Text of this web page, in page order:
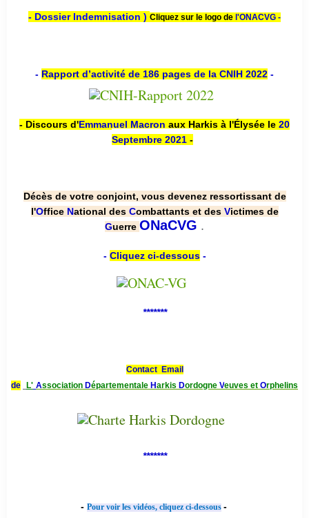
- Dossier Indemnisation ) Cliquez sur le logo de l'ONACVG -
- Rapport d’activité de 186 pages de la CNIH 2022 -
- Discours d'Emmanuel Macron aux Harkis à l'Élysée le 20
Septembre 2021 -
Décès de votre conjoint, vous devenez ressortissant de
l'Office National des Combattants et des Victimes de
Guerre ONaCVG .
- Cliquez ci-dessous-
*******
Contact Email
de
L' Association Départementale Harkis Dordogne Veuves et Orphelins
*******
- Pour voir les vidéos, cliquez ci-dessous -